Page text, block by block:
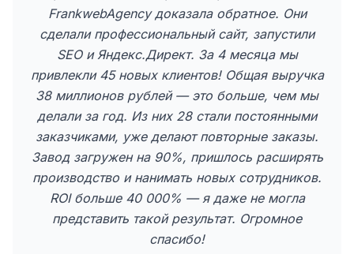
FrankwebAgency доказала обратное. Они
сделали профессиональный сайт, запустили
SEO и Яндекс.Директ. За 4 месяца мы
привлекли 45 новых клиентов! Общая выручка
38 миллионов рублей — это больше, чем мы
делали за год. Из них 28 стали постоянными
заказчиками, уже делают повторные заказы.
Завод загружен на 90%, пришлось расширять
производство и нанимать новых сотрудников.
ROI больше 40 000% — я даже не могла
представить такой результат. Огромное
спасибо!